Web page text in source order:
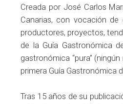
Creada por José Carlos
Canarias, con vocación de
productores, proyectos,
de la Guía Gastronómica
gastronómica “pura”
primera Guía Gastronómica
Tras 15 años de su